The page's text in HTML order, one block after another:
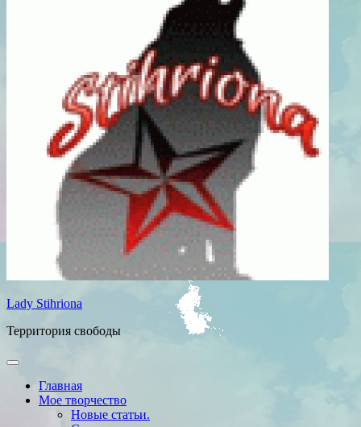
Lady Stihriona
Территория свободы
Главная
Мое творчество
Новые статьи.